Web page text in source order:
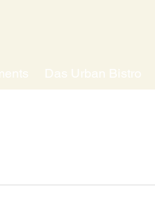
Das Urban Bistro